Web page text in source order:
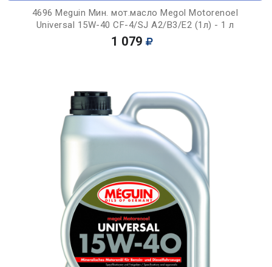
4696 Meguin Мин. мот.масло Megol Motorenoel
Universal 15W-40 CF-4/SJ A2/B3/E2 (1л) - 1 л
1 079